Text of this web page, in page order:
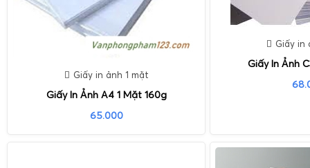
Giấy in ảnh 1 mặt
Giấy In Ảnh A4 1 Mặt 160g
65.000
Giấy in
Giấy In Ảnh